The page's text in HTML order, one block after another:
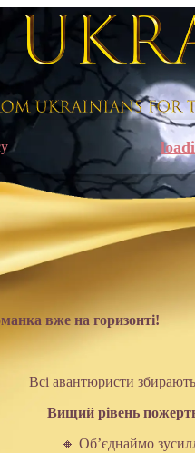
вже на горизонті!
Всі авантюристи
Вищий рівень
🔸 Об’єднаймо